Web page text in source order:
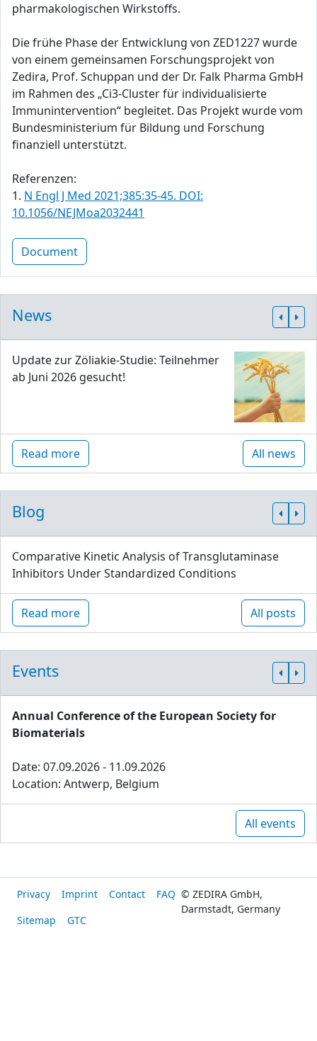
pharmakologischen Wirkstoffs.
Die frühe Phase der Entwicklung von ZED1227 wurde
von einem gemeinsamen Forschungsprojekt von
Zedira, Prof. Schuppan und der Dr. Falk Pharma GmbH
im Rahmen des „Ci3-Cluster für individualisierte
Immunintervention“ begleitet. Das Projekt wurde vom
Bundesministerium für Bildung und Forschung
finanziell unterstützt.
Referenzen:
1. N Engl J Med 2021;385:35-45. DOI:
10.1056/NEJMoa2032441
Document
News
Update zur Zöliakie-Studie: Teilnehmer
ab Juni 2026 gesucht!
Read more All news
Blog
Comparative Kinetic Analysis of Transglutaminase
Inhibitors Under Standardized Conditions
Read more All posts
Events
Annual Conference of the European Society for
Biomaterials
Date: 07.09.2026 - 11.09.2026
Location: Antwerp, Belgium
All events
Privacy Imprint Contact
FAQ
Sitemap
GTC
© ZEDIRA GmbH,
Darmstadt, Germany